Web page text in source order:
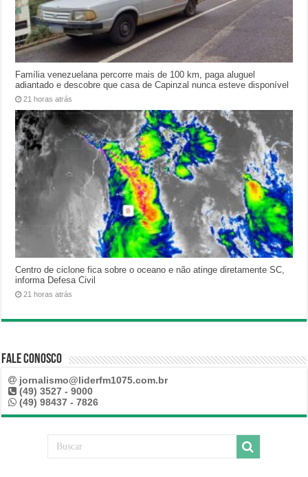
Família venezuelana percorre mais de 100 km, paga aluguel
adiantado e descobre que casa de Capinzal nunca esteve disponível
21 horas atrás
Centro de ciclone fica sobre o oceano e não atinge diretamente SC,
informa Defesa Civil
21 horas atrás
Fale Conosco
jornalismo@liderfm1075.com.br
(49) 3527 - 9000
(49) 98437 - 7826